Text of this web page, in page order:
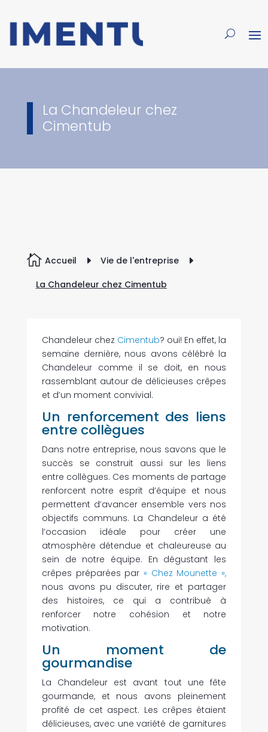
La Chandeleur chez
Cimentub
 Accueil E Vie de l'entreprise
E
La Chandeleur chez Cimentub
Chandeleur chez Cimentub? oui! En effet, la
semaine dernière, nous avons célébré la
Chandeleur comme il se doit, en nous
rassemblant autour de délicieuses crêpes
et d’un moment convivial.
Un renforcement des liens
entre collègues
Dans notre entreprise, nous savons que le
succès se construit aussi sur les liens
entre collègues. Ces moments de partage
renforcent notre esprit d’équipe et nous
permettent d’avancer ensemble vers nos
objectifs communs. La Chandeleur a été
l’occasion idéale pour créer une
atmosphère détendue et chaleureuse au
sein de notre équipe. En dégustant les
crêpes préparées par « Chez Mounette »,
nous avons pu discuter, rire et partager
des histoires, ce qui a contribué à
renforcer notre cohésion et notre
motivation.
Un moment de
gourmandise
La Chandeleur est avant tout une fête
gourmande, et nous avons pleinement
profité de cet aspect. Les crêpes étaient
délicieuses, avec une variété de garnitures